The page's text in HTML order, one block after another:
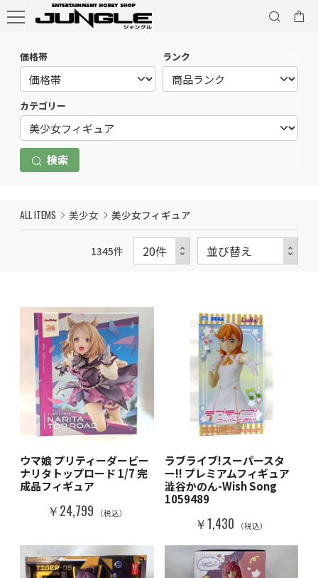
価格帯 ランク
カテゴリー
検索
ALL ITEMS 美少女 美少女フィギュア
1345件
ウマ娘 プリティーダービー
ナリタトップロード 1/7 完
成品フィギュア
￥24,799 （税込）
ラブライブ!スーパースタ
ー!! プレミアムフィギュア
澁谷かのん-Wish Song
1059489
￥1,430 （税込）